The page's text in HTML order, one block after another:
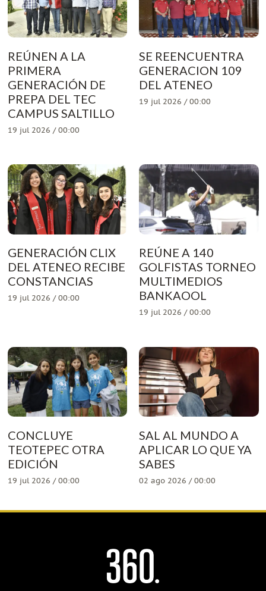
REÚNEN A LA
PRIMERA
GENERACIÓN DE
PREPA DEL TEC
CAMPUS SALTILLO
19 jul 2026 / 00:00
SE REENCUENTRA
GENERACION 109
DEL ATENEO
19 jul 2026 / 00:00
GENERACIÓN CLIX
DEL ATENEO RECIBE
CONSTANCIAS
19 jul 2026 / 00:00
REÚNE A 140
GOLFISTAS TORNEO
MULTIMEDIOS
BANKAOOL
19 jul 2026 / 00:00
CONCLUYE
TEOTEPEC OTRA
EDICIÓN
19 jul 2026 / 00:00
SAL AL MUNDO A
APLICAR LO QUE YA
SABES
02 ago 2026 / 00:00